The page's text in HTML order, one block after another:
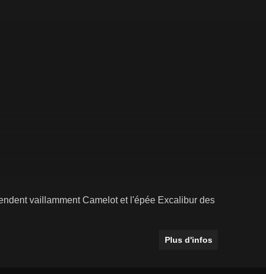
vaillamment Camelot et l'épée Excalibur des
Plus d'infos